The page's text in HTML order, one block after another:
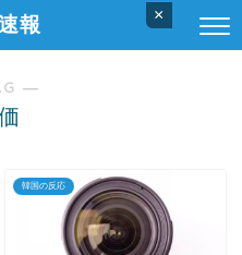
×
報
―
韓国の反応